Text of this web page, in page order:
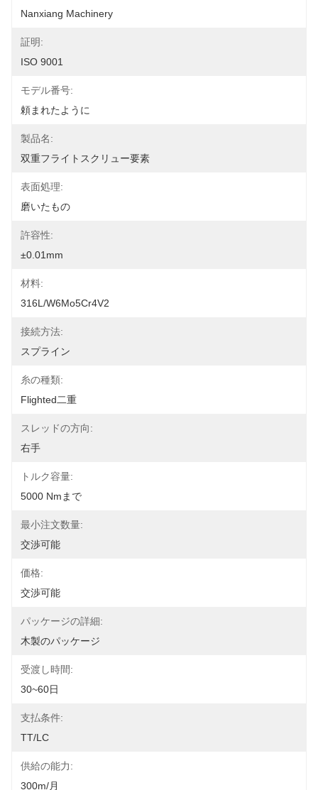
Nanxiang Machinery
証明:
ISO 9001
モデル番号:
頼まれたように
製品名:
双重フライトスクリュー要素
表面処理:
磨いたもの
許容性:
±0.01mm
材料:
316L/W6Mo5Cr4V2
接続方法:
スプライン
糸の種類:
Flighted二重
スレッドの方向:
右手
トルク容量:
5000 Nmまで
最小注文数量:
交渉可能
価格:
交渉可能
パッケージの詳細:
木製のパッケージ
受渡し時間:
30~60日
支払条件:
TT/LC
供給の能力:
300m/月